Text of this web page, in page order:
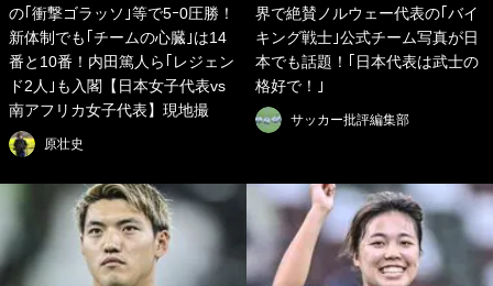
の｢衝撃ゴラッソ｣等で5ｰ0圧勝！
新体制でも｢チームの心臓｣は14
番と10番！内田篤人ら｢レジェン
ド2人｣も入閣【日本女子代表vs
南アフリカ女子代表】現地撮
原壮史
界で絶賛ノルウェー代表の｢バイ
キング戦士｣公式チーム写真が日
本でも話題！｢日本代表は武士の
格好で！｣
サッカー批評編集部